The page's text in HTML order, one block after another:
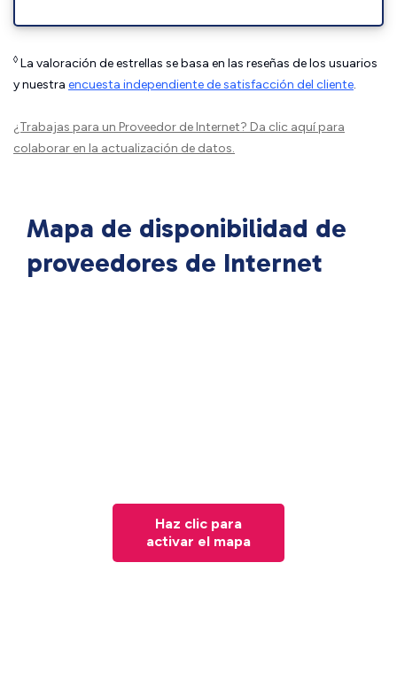
◊ La valoración de estrellas se basa en las reseñas de los usuarios
y nuestra encuesta independiente de satisfacción del cliente.
¿Trabajas para un Proveedor de Internet? Da clic aquípara
colaborar en la actualización de datos.
Mapa de disponibilidad de
proveedores de Internet
Haz clic para
activar el mapa